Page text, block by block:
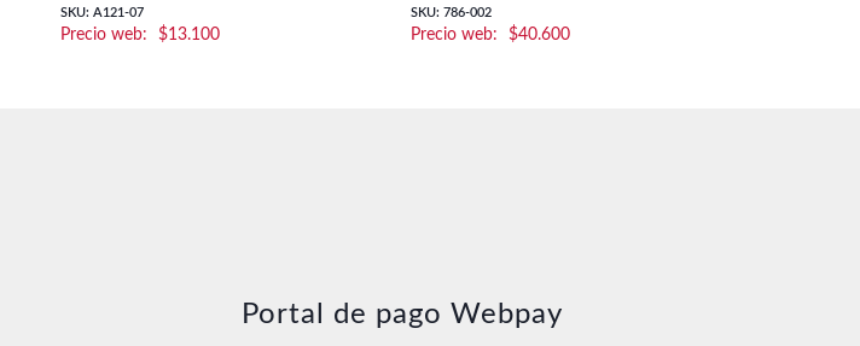
SKU: A121-07
$13.100
SKU: 786-002
$40.600
Portal de pago Webpay